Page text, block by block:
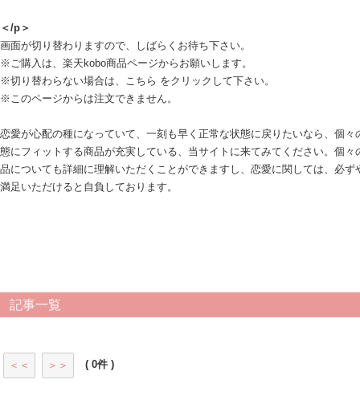
＜/p＞
画面が切り替わりますので、しばらくお待ち下さい。
※ご購入は、楽天kobo商品ページからお願いします。
※切り替わらない場合は、こちら をクリックして下さい。
※このページからは注文できません。
恋愛が心配の種になっていて、一刻も早く正常な状態に戻りたいなら、個々
態にフィットする商品が充実している、当サイトに来てみてください。個々
品についても詳細に理解いただくことができますし、恋愛に関しては、必ず
満足いただけると自負しております。
記事一覧
＜＜ ＞＞ ( 0件 )